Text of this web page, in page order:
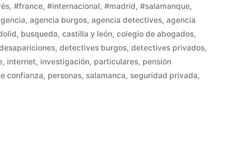
,#france,#internacional,#madrid,#salamanque,
,agencia burgos,agencia detectives,agencia
, busqueda,castilla y león,colegio de abogados,
,detectives burgos,detectives privados,
, internet, investigación, particulares, pensión
confianza, personas, salamanca, seguridad privada,